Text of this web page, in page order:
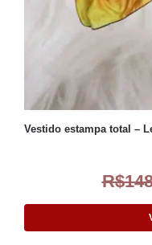
Vestido estampa total –
R$